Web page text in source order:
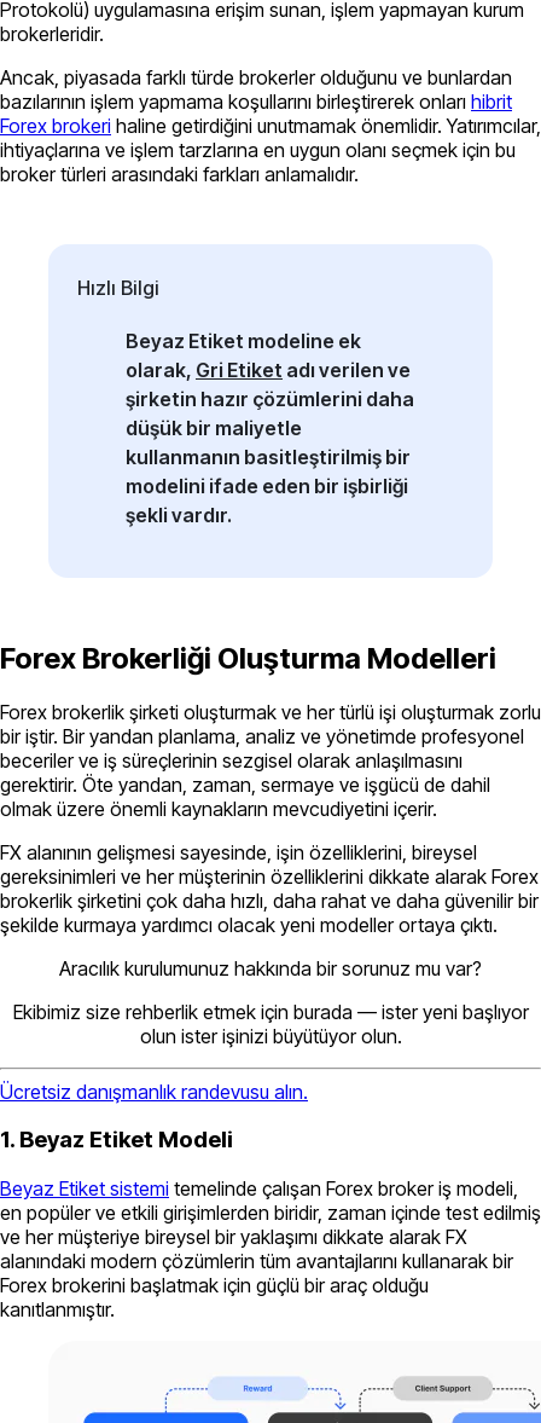
Protokolü) uygulamasına erişim sunan, işlem yapmayan kurum
brokerleridir.
Ancak, piyasada farklı türde brokerler olduğunu ve bunlardan
bazılarının işlem yapmama koşullarını birleştirerek onları hibrit
Forex brokeri haline getirdiğini unutmamak önemlidir. Yatırımcılar,
ihtiyaçlarına ve işlem tarzlarına en uygun olanı seçmek için bu
broker türleri arasındaki farkları anlamalıdır.
Beyaz Etiket modeline ek
olarak, Gri Etiket adı verilen ve
şirketin hazır çözümlerini daha
düşük bir maliyetle
kullanmanın basitleştirilmiş bir
modelini ifade eden bir işbirliği
şekli vardır.
Hızlı Bilgi
Forex Brokerliği Oluşturma Modelleri
Forex brokerlik şirketi oluşturmak ve her türlü işi oluşturmak zorlu
bir iştir. Bir yandan planlama, analiz ve yönetimde profesyonel
beceriler ve iş süreçlerinin sezgisel olarak anlaşılmasını
gerektirir. Öte yandan, zaman, sermaye ve işgücü de dahil
olmak üzere önemli kaynakların mevcudiyetini içerir.
FX alanının gelişmesi sayesinde, işin özelliklerini, bireysel
gereksinimleri ve her müşterinin özelliklerini dikkate alarak Forex
brokerlik şirketini çok daha hızlı, daha rahat ve daha güvenilir bir
şekilde kurmaya yardımcı olacak yeni modeller ortaya çıktı.
Aracılık kurulumunuz hakkında bir sorunuz mu var?
Ekibimiz size rehberlik etmek için burada — ister yeni başlıyor
olun ister işinizi büyütüyor olun.
Ücretsiz danışmanlık randevusu alın.
1. Beyaz Etiket Modeli
Beyaz Etiket sistemi temelinde çalışan Forex broker iş modeli,
en popüler ve etkili girişimlerden biridir, zaman içinde test edilmiş
ve her müşteriye bireysel bir yaklaşımı dikkate alarak FX
alanındaki modern çözümlerin tüm avantajlarını kullanarak bir
Forex brokerini başlatmak için güçlü bir araç olduğu
kanıtlanmıştır.